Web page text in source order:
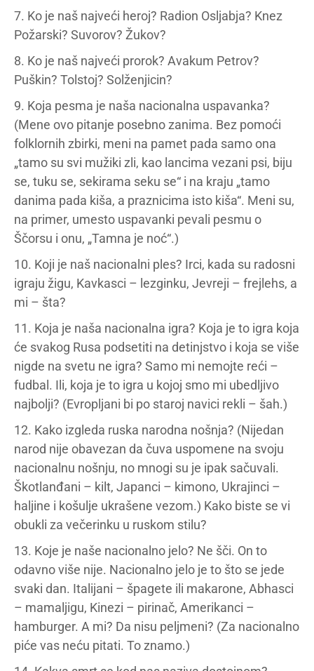
7. Ko je naš najveći heroj? Radion Osljabja? Knez
Požarski? Suvorov? Žukov?
8. Ko je naš najveći prorok? Avakum Petrov?
Puškin? Tolstoj? Solženjicin?
9. Koja pesma je naša nacionalna uspavanka?
(Mene ovo pitanje posebno zanima. Bez pomoći
folklornih zbirki, meni na pamet pada samo ona
„tamo su svi mužiki zli, kao lancima vezani psi, biju
se, tuku se, sekirama seku se“ i na kraju „tamo
danima pada kiša, a praznicima isto kiša“. Meni su,
na primer, umesto uspavanki pevali pesmu o
Ščorsu i onu, „Tamna je noć“.)
10. Koji je naš nacionalni ples? Irci, kada su radosni
igraju žigu, Kavkasci – lezginku, Jevreji – frejlehs, a
mi – šta?
11. Koja je naša nacionalna igra? Koja je to igra koja
će svakog Rusa podsetiti na detinjstvo i koja se više
nigde na svetu ne igra? Samo mi nemojte reći –
fudbal. Ili, koja je to igra u kojoj smo mi ubedljivo
najbolji? (Evropljani bi po staroj navici rekli – šah.)
12. Kako izgleda ruska narodna nošnja? (Nijedan
narod nije obavezan da čuva uspomene na svoju
nacionalnu nošnju, no mnogi su je ipak sačuvali.
Škotlanđani – kilt, Japanci – kimono, Ukrajinci –
haljine i košulje ukrašene vezom.) Kako biste se vi
obukli za večerinku u ruskom stilu?
13. Koje je naše nacionalno jelo? Ne šči. On to
odavno više nije. Nacionalno jelo je to što se jede
svaki dan. Italijani – špagete ili makarone, Abhasci
– mamaljigu, Kinezi – pirinač, Amerikanci –
hamburger. A mi? Da nisu peljmeni? (Za nacionalno
piće vas neću pitati. To znamo.)